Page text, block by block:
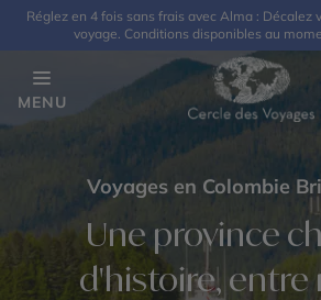
Réglez en 4 fois sans frais avec Alma : Décalez
voyage. Conditions disponibles au
MENU
Voyages en Colombie
Une province
d'histoire, entre